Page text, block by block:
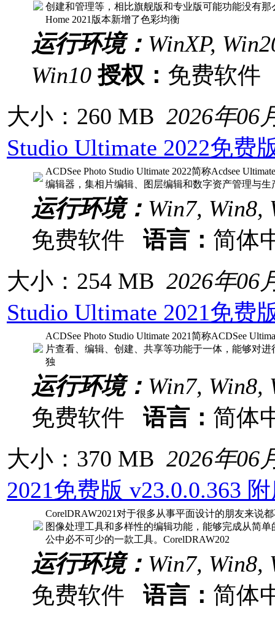
创建和管理等，相比旗舰版和专业版可能功能没有
Home 2021版本新增了色彩均衡
运行环境： WinXP,
Win10 授权： 免费软
大小：260 MB 2026年06
Studio Ultimate 2022免费
ACDSee Photo Studio Ultimate 2022简称Acdsee
编辑器，集相片编辑、图层编辑和数字资产管理与
运行环境： Win7, Win8,
免费软件 语言： 简体
大小：254 MB 2026年06
Studio Ultimate 2021免费
ACDSee Photo Studio Ultimate 2021简称ACDSee
片查看、编辑、创建、共享等功能于一体，能够对
独
运行环境： Win7, Win8,
免费软件 语言： 简体
大小：370 MB 2026年06
2021免费版 v23.0.0.363
CorelDRAW2021对于很多从事平面设计的朋友来说
图像处理工具和多样性的编辑功能，能够完成从简
公中必不可少的一款工具。CorelDRAW202
运行环境： Win7, Win8,
免费软件 语言： 简体